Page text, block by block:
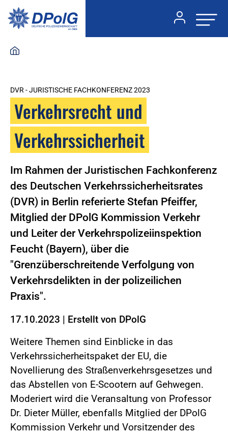
DVR - JURISTISCHE FACHKONFERENZ 2023
Verkehrsrecht und
Verkehrssicherheit
Im Rahmen der Juristischen Fachkonferenz
des Deutschen Verkehrssicherheitsrates
(DVR) in Berlin referierte Stefan Pfeiffer,
Mitglied der DPolG Kommission Verkehr
und Leiter der Verkehrspolizeiinspektion
Feucht (Bayern), über die
"Grenzüberschreitende Verfolgung von
Verkehrsdelikten in der polizeilichen
Praxis".
17.10.2023 | Erstellt von DPolG
Weitere Themen sind Einblicke in das
Verkehrssicherheitspaket der EU, die
Novellierung des Straßenverkehrsgesetzes und
das Abstellen von E-Scootern auf Gehwegen.
Moderiert wird die Veransaltung von Professor
Dr. Dieter Müller, ebenfalls Mitglied der DPolG
Kommission Verkehr und Vorsitzender des